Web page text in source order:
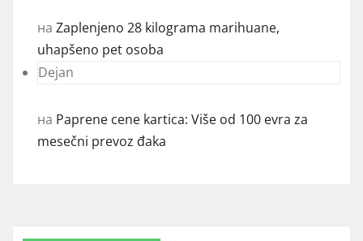
на Zaplenjeno 28 kilograma marihuane,
uhapšeno pet osoba
Dejan
на Paprene cene kartica: Više od 100 evra za
mesečni prevoz đaka